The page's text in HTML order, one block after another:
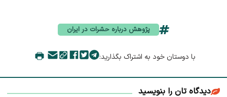
پژوهش درباره حشرات در ایران
با دوستان خود به اشتراک بگذارید:
دیدگاه تان را بنویسید